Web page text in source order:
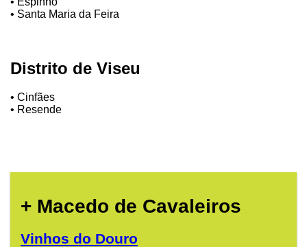
• Santa Maria da Feira
Distrito de Viseu
• Cinfães
• Resende
+ Macedo de Cavaleiros
Vinhos do Douro